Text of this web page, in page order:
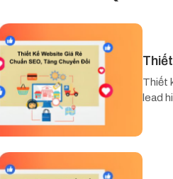
Thiết
lead